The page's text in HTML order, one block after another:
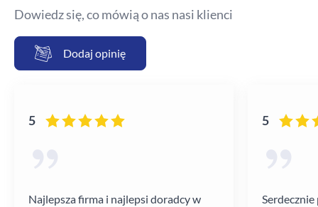
Dowiedz się, co mówią o nas nasi klienci
Dodaj opinię
5
Najlepsza firma i najlepsi doradcy w
5